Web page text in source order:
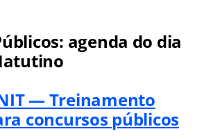
agenda do dia
— Treinamento
concursos públicos